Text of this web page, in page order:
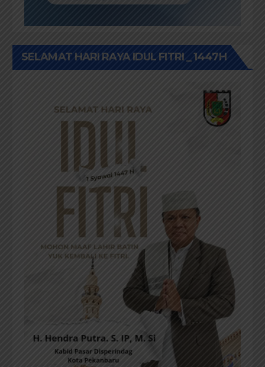
SELAMAT HARI RAYA IDUL FITRI _ 1447H